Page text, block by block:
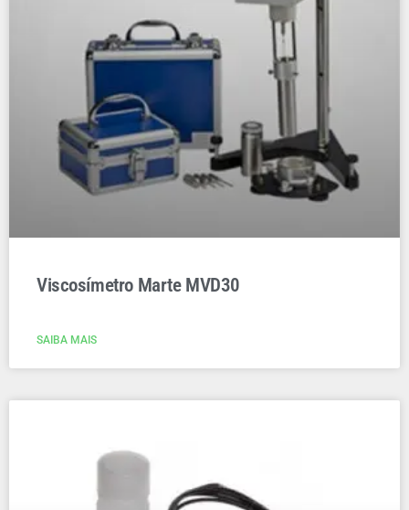
Viscosímetro Marte MVD30
SAIBA MAIS